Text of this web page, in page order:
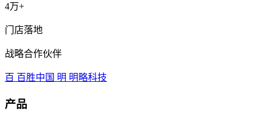
4万+
门店落地
战略合作伙伴
百 百胜中国 明 明略科技
产品